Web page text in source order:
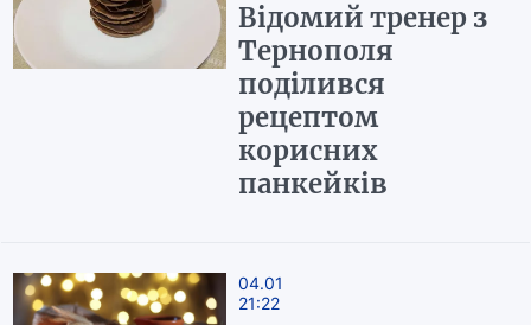
Відомий тренер з
Тернополя
поділився
рецептом
корисних
панкейків
04.01
21:22